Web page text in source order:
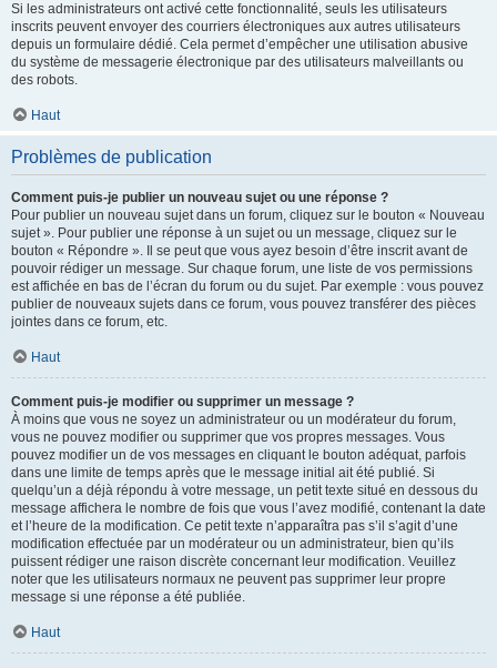
Si les administrateurs ont activé cette fonctionnalité, seuls les utilisateurs
inscrits peuvent envoyer des courriers électroniques aux autres utilisateurs
depuis un formulaire dédié. Cela permet d’empêcher une utilisation abusive
du système de messagerie électronique par des utilisateurs malveillants ou
des robots.
Haut
Problèmes de publication
Comment puis-je publier un nouveau sujet ou une réponse ?
Pour publier un nouveau sujet dans un forum, cliquez sur le bouton « Nouveau
sujet ». Pour publier une réponse à un sujet ou un message, cliquez sur le
bouton « Répondre ». Il se peut que vous ayez besoin d’être inscrit avant de
pouvoir rédiger un message. Sur chaque forum, une liste de vos permissions
est affichée en bas de l’écran du forum ou du sujet. Par exemple : vous pouvez
publier de nouveaux sujets dans ce forum, vous pouvez transférer des pièces
jointes dans ce forum, etc.
Haut
Comment puis-je modifier ou supprimer un message ?
À moins que vous ne soyez un administrateur ou un modérateur du forum,
vous ne pouvez modifier ou supprimer que vos propres messages. Vous
pouvez modifier un de vos messages en cliquant le bouton adéquat, parfois
dans une limite de temps après que le message initial ait été publié. Si
quelqu’un a déjà répondu à votre message, un petit texte situé en dessous du
message affichera le nombre de fois que vous l’avez modifié, contenant la date
et l’heure de la modification. Ce petit texte n’apparaîtra pas s’il s’agit d’une
modification effectuée par un modérateur ou un administrateur, bien qu’ils
puissent rédiger une raison discrète concernant leur modification. Veuillez
noter que les utilisateurs normaux ne peuvent pas supprimer leur propre
message si une réponse a été publiée.
Haut